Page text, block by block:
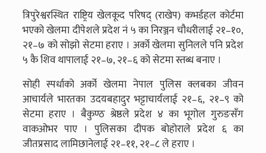
त्रिपुरेश्वरस्थित राष्ट्रिय खेलकूद परिषद् (राखेप) कभर्डहल कोर्टमा
भएको खेलमा दीपेशले प्रदेश नं ५ का निरञ्जन चौधरीलाई २१–१०,
२१–७ को सोझो सेटमा हराए । अर्को खेलमा सुनिलले पनि प्रदेश
५ कै शिव थापालाई २१–७, २१–६ को सेटमा स्तब्ध बनाए ।
सोही स्पर्धाको अर्को खेलमा नेपाल पुलिस क्लबका जीवन
आचार्यले भारतका उदयबहादुर भट्टाचार्यलाई २१–६, २१–९ को
सेटमा हराए । बैकुण्ठ श्रेष्ठले प्रदेश ४ का भूगोल गुरुङसँग
वाकओभर पाए । पुलिसका दीपक बोहोराले प्रदेश ६ का
जीतप्रसाद लामिछानेलाई २१–११, २१–८ ले हराए ।